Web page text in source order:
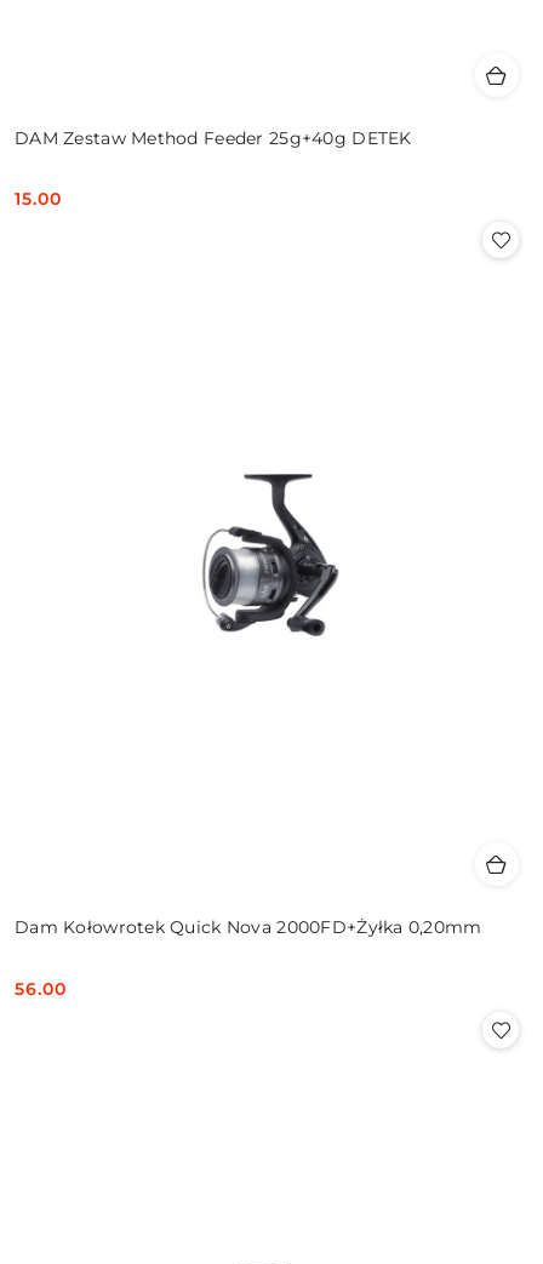
DAM Zestaw Method Feeder 25g+40g DETEK
Cena:
15.00
Dam Kołowrotek Quick Nova 2000FD+Żyłka 0,20mm
Cena:
56.00